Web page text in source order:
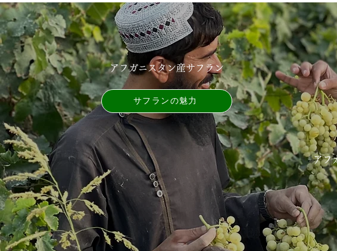
アフガニスタン産サフラン
サフランの魅力
アフ